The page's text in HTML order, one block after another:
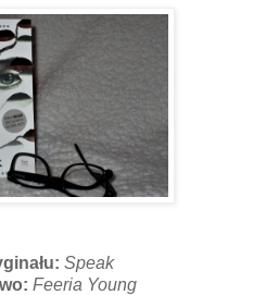
Speak
Feeria Young